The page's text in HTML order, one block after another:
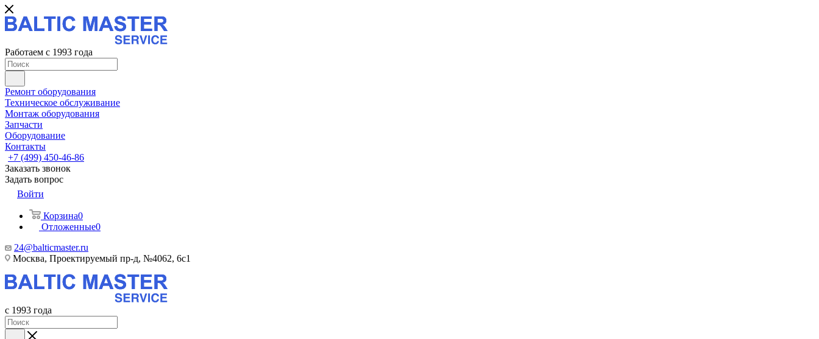
Работаем с 1993 года
Ремонт оборудования
Техническое обслуживание
Монтаж оборудования
Запчасти
Оборудование
Контакты
+7 (499) 450-46-86
Заказать звонок
Задать вопрос
Войти
Корзина0
Отложенные0
24@balticmaster.ru
Москва, Проектируемый пр-д, №4062, 6с1
с 1993 года